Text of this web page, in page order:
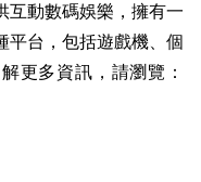
互動數碼娛樂，擁有一
平台，包括遊戲機、個
更多資訊，請瀏覽：